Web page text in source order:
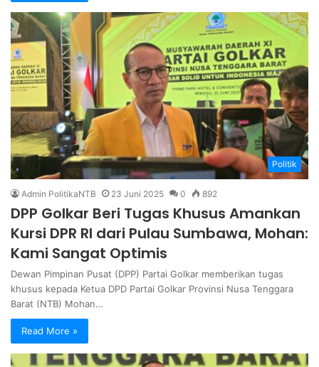
Politik
Admin PolitikaNTB 23 Juni 2025 0 892
DPP Golkar Beri Tugas Khusus Amankan
Kursi DPR RI dari Pulau Sumbawa, Mohan:
Kami Sangat Optimis
Dewan Pimpinan Pusat (DPP) Partai Golkar memberikan tugas
khusus kepada Ketua DPD Partai Golkar Provinsi Nusa Tenggara
Barat (NTB) Mohan…
Read More »